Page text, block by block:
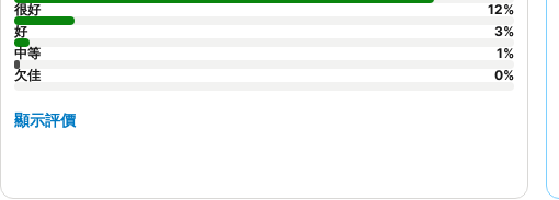
很好
12%
好
3%
中等
1%
欠佳
0%
顯示評價